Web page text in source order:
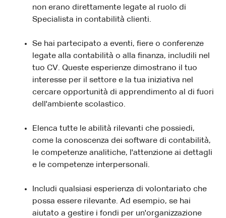
non erano direttamente legate al ruolo di
Specialista in contabilità clienti.
Se hai partecipato a eventi, fiere o conferenze
legate alla contabilità o alla finanza, includili nel
tuo CV. Queste esperienze dimostrano il tuo
interesse per il settore e la tua iniziativa nel
cercare opportunità di apprendimento al di fuori
dell'ambiente scolastico.
Elenca tutte le abilità rilevanti che possiedi,
come la conoscenza dei software di contabilità,
le competenze analitiche, l'attenzione ai dettagli
e le competenze interpersonali.
Includi qualsiasi esperienza di volontariato che
possa essere rilevante. Ad esempio, se hai
aiutato a gestire i fondi per un'organizzazione